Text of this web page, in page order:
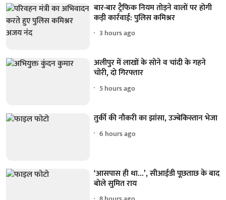
बार-बार ट्रैफिक नियम तोड़ने वालों पर होगी
कड़ी कार्रवाई: पुलिस कमिश्नर
3 hours ago
अलीपुर में लाखों के सोने व चांदी के गहने
चोरी, दो गिरफ्तार
5 hours ago
तुर्की की नौकरी का झांसा, उज्बेकिस्तान भेजा
6 hours ago
‘आसपास ही था...’, सीआईडी पूछताछ के बाद
बोले सुमित राय